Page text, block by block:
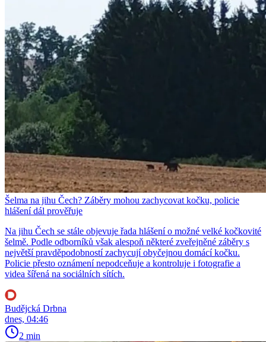
Šelma na jihu Čech? Záběry mohou zachycovat kočku, policie
hlášení dál prověřuje
Na jihu Čech se stále objevuje řada hlášení o možné velké kočkovité
šelmě. Podle odborníků však alespoň některé zveřejněné záběry s
největší pravděpodobností zachycují obyčejnou domácí kočku.
Policie přesto oznámení nepodceňuje a kontroluje i fotografie a
videa šířená na sociálních sítích.
Budějcká Drbna
dnes, 04:46
2 min